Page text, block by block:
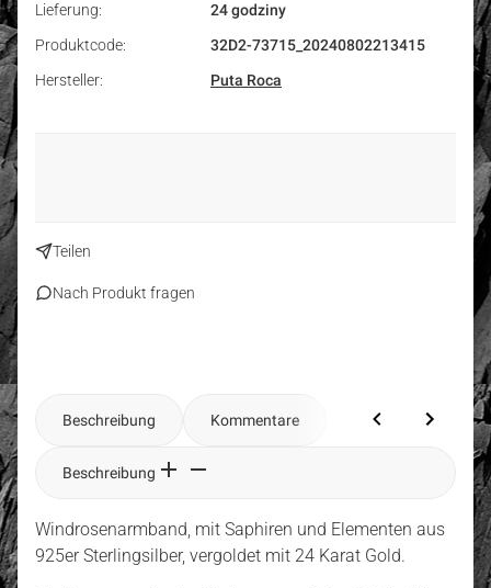
Lieferung:
24 godziny
Produktcode:
32D2-73715_20240802213415
Hersteller:
Puta Roca
Teilen
Nach Produkt fragen
Beschreibung Kommentare
Beschreibung
Windrosenarmband, mit Saphiren und Elementen aus
925er Sterlingsilber, vergoldet mit 24 Karat Gold.